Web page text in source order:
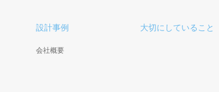
設計事例
会社概要
大切にしていること